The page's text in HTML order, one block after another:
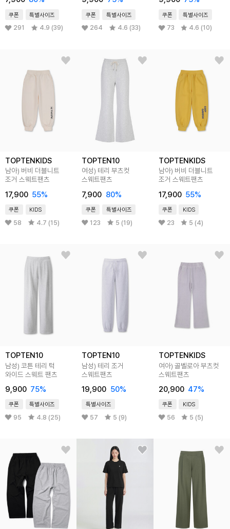
쿠폰 특별사이즈
291 4.9 (39)
쿠폰 특별사이즈
264 4.6 (33)
쿠폰 특별사이즈
73 4.6 (10)
TOPTENKIDS
남아) 버비 더블니트
조거 스웨트팬츠
17,900 55%
쿠폰 KIDS
58 4.7 (15)
TOPTEN10
여성) 테리 부츠컷
스웨트팬츠
7,900 80%
쿠폰 특별사이즈
123 5 (19)
TOPTENKIDS
남아) 버비 더블니트
조거 스웨트팬츠
17,900 55%
쿠폰 KIDS
23 5 (4)
TOPTEN10
남성) 코튼 테리 턱
와이드 스웨트 팬츠
9,900 75%
쿠폰 특별사이즈
95 4.8 (25)
TOPTEN10
남성) 테리 조거
스웨트팬츠
19,900 50%
특별사이즈
57 5 (9)
TOPTENKIDS
여아) 골벨로아 부츠컷
스웨트팬츠
20,900 47%
쿠폰 KIDS
56 5 (5)